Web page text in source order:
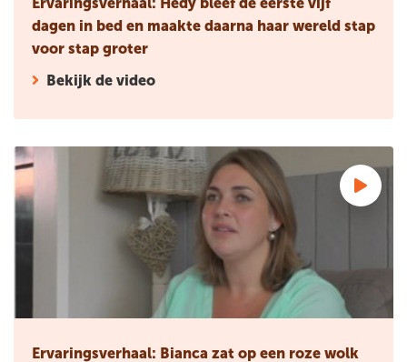
dagen in bed en maakte daarna haar wereld stap
voor stap groter
Bekijk de video
Ervaringsverhaal: Bianca zat op een roze wolk en had
Ervaringsverhaal: Bianca zat op een roze wolk